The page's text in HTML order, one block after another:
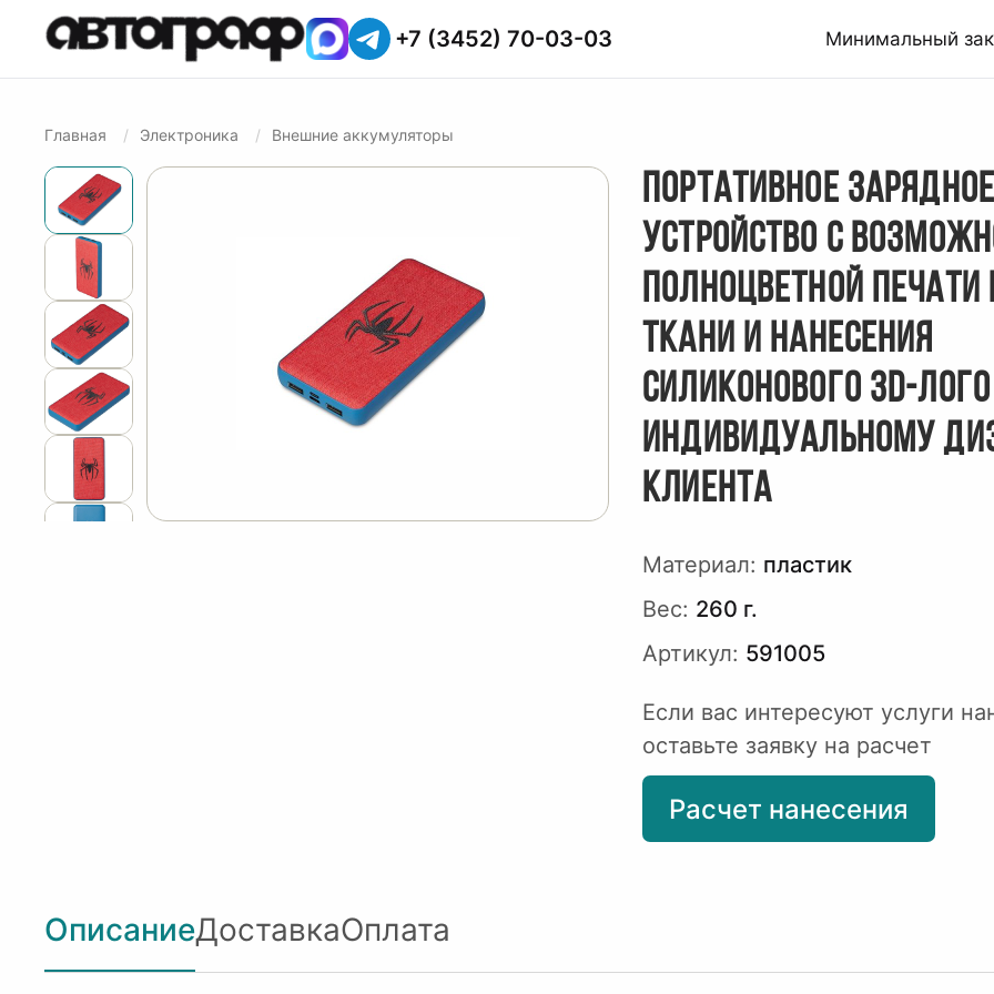
+7 (3452) 70-03-03 Минимальный
Главная Электроника Внешние аккумуляторы
ПОРТАТИВНОЕ ЗАРЯДНОЕ
УСТРОЙСТВО С
ПОЛНОЦВЕТНОЙ ПЕЧАТИ
ТКАНИ И НАНЕСЕНИЯ
СИЛИКОНОВОГО 3D-
ИНДИВИДУАЛЬНОМУ
КЛИЕНТА
Материал: пластик
Вес: 260 г.
Артикул: 591005
Если вас интересуют услуги
оставьте заявку на расчет
Расчет нанесения
ОписаниеДоставкаОплата